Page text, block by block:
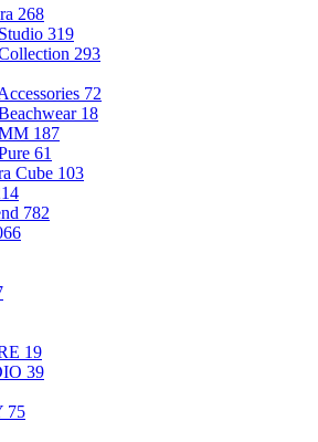
268
319
293
72
18
187
61
Cube 103
782
19
39
75